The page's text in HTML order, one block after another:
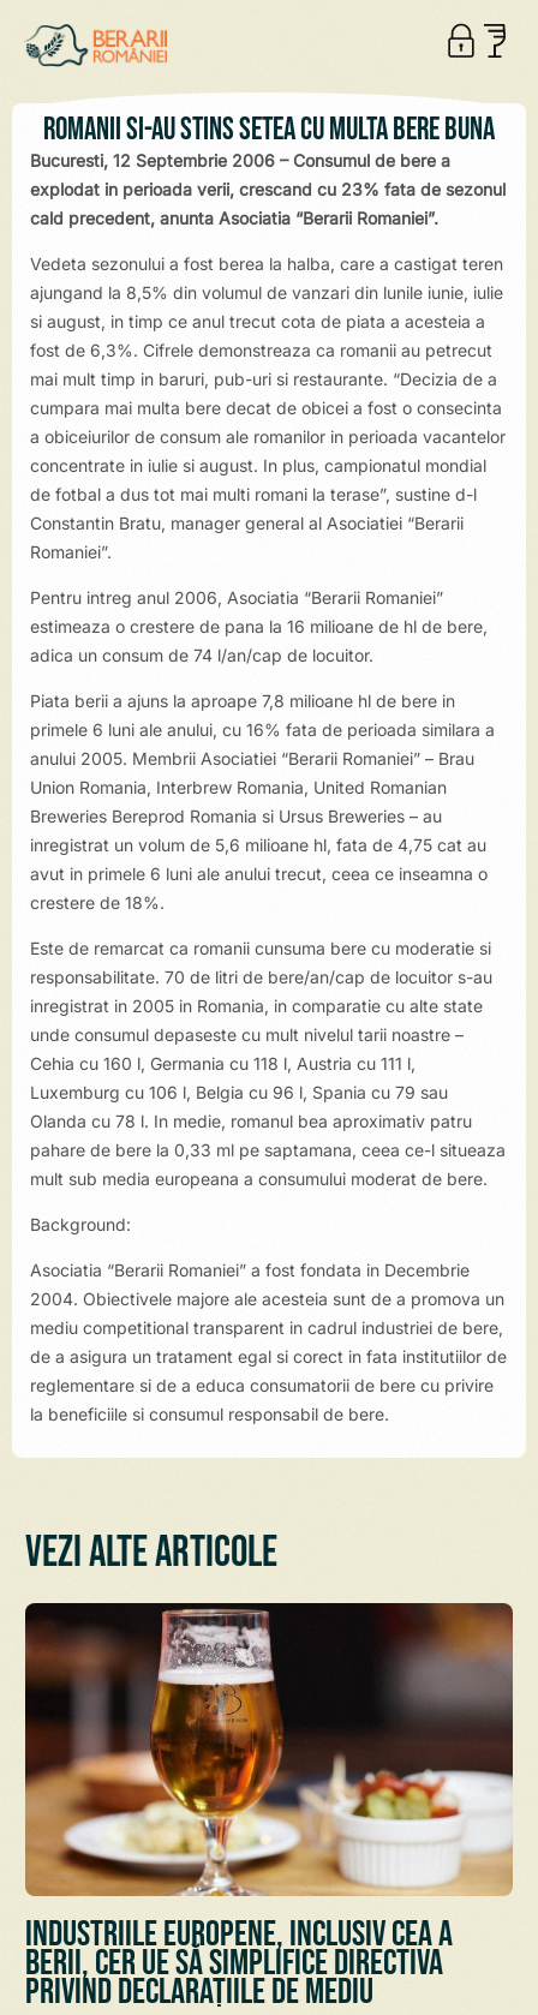
Romanii si-au stins setea cu multa bere buna
Bucuresti, 12 Septembrie 2006 – Consumul de bere a
explodat in perioada verii, crescand cu 23% fata de sezonul
cald precedent, anunta Asociatia “Berarii Romaniei”.
Vedeta sezonului a fost berea la halba, care a castigat teren
ajungand la 8,5% din volumul de vanzari din lunile iunie, iulie
si august, in timp ce anul trecut cota de piata a acesteia a
fost de 6,3%. Cifrele demonstreaza ca romanii au petrecut
mai mult timp in baruri, pub-uri si restaurante. “Decizia de a
cumpara mai multa bere decat de obicei a fost o consecinta
a obiceiurilor de consum ale romanilor in perioada vacantelor
concentrate in iulie si august. In plus, campionatul mondial
de fotbal a dus tot mai multi romani la terase”, sustine d-l
Constantin Bratu, manager general al Asociatiei “Berarii
Romaniei”.
Pentru intreg anul 2006, Asociatia “Berarii Romaniei”
estimeaza o crestere de pana la 16 milioane de hl de bere,
adica un consum de 74 l/an/cap de locuitor.
Piata berii a ajuns la aproape 7,8 milioane hl de bere in
primele 6 luni ale anului, cu 16% fata de perioada similara a
anului 2005. Membrii Asociatiei “Berarii Romaniei” – Brau
Union Romania, Interbrew Romania, United Romanian
Breweries Bereprod Romania si Ursus Breweries – au
inregistrat un volum de 5,6 milioane hl, fata de 4,75 cat au
avut in primele 6 luni ale anului trecut, ceea ce inseamna o
crestere de 18%.
Este de remarcat ca romanii cunsuma bere cu moderatie si
responsabilitate. 70 de litri de bere/an/cap de locuitor s-au
inregistrat in 2005 in Romania, in comparatie cu alte state
unde consumul depaseste cu mult nivelul tarii noastre –
Cehia cu 160 l, Germania cu 118 l, Austria cu 111 l,
Luxemburg cu 106 l, Belgia cu 96 l, Spania cu 79 sau
Olanda cu 78 l. In medie, romanul bea aproximativ patru
pahare de bere la 0,33 ml pe saptamana, ceea ce-l situeaza
mult sub media europeana a consumului moderat de bere.
Background:
Asociatia “Berarii Romaniei” a fost fondata in Decembrie
2004. Obiectivele majore ale acesteia sunt de a promova un
mediu competitional transparent in cadrul industriei de bere,
de a asigura un tratament egal si corect in fata institutiilor de
reglementare si de a educa consumatorii de bere cu privire
la beneficiile si consumul responsabil de bere.
Vezi alte articole
Industriile europene, inclusiv cea a
berii, cer UE să simplifice Directiva
privind declarațiile de mediu